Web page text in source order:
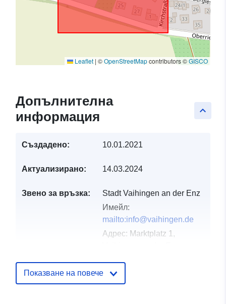
Leaflet | ©OpenStreetMapcontributors ©GISCO
keyboard_arrow_up
Допълнителна
информация
Създадено: 10.01.2021
Актуализирано: 14.03.2024
Звено за връзка:
Stadt Vaihingen an der Enz
Имейл:
mailto:info@vaihingen.de
Адрес: Marktplatz 1,
URL адрес:
http://www.vaihingen.de
Показване на повече